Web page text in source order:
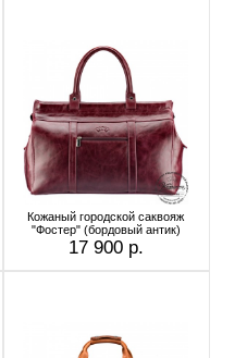
Кожаный городской саквояж
"Фостер" (бордовый антик)
17 900 р.